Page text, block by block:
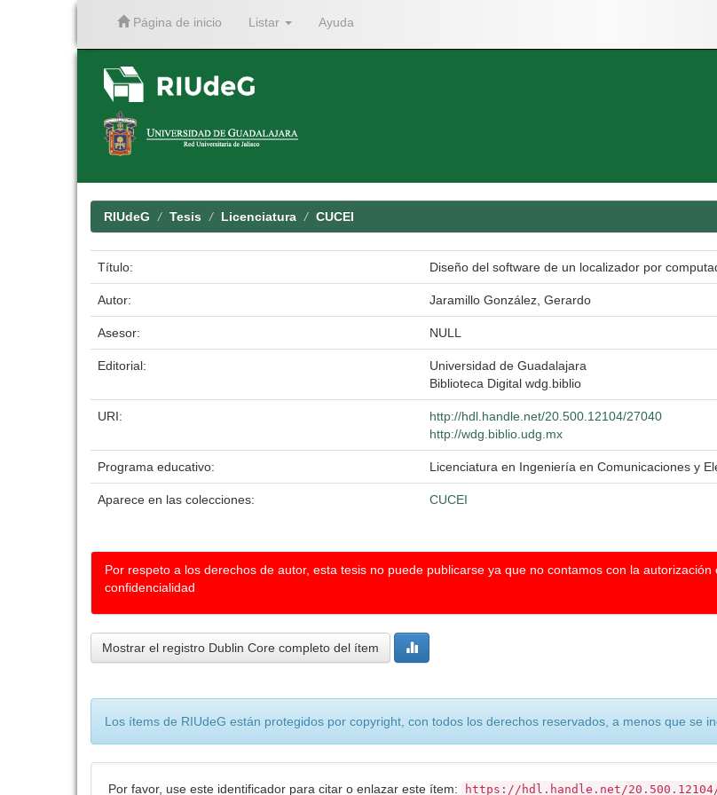
Página de inicio Listar Ayuda
RIUdeG Tesis Licenciatura CUCEI
Título: Diseño del software de un localizador por
Autor: Jaramillo González, Gerardo
Asesor: NULL
Editorial:
Universidad de Guadalajara
Biblioteca Digital wdg.biblio
URI:
http://hdl.handle.net/20.500.12104/27040
http://wdg.biblio.udg.mx
Programa educativo: Licenciatura en Ingeniería en Comunicaciones y
Aparece en las colecciones: CUCEI
Por respeto a los derechos de autor, esta tesis no puede publicarse ya que no contamos con la
confidencialidad
Mostrar el registro Dublin Core completo del ítem
Los ítems de RIUdeG están protegidos por copyright, con todos los derechos reservados, a menos que se
Por favor, use este identificador para citar o enlazar este ítem: https://hdl.handle.net/20.500.12104/